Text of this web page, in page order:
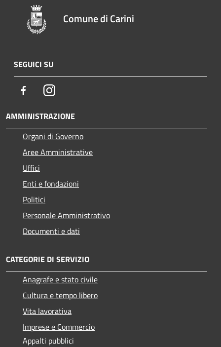
Comune di Carini
SEGUICI SU
FacebookInstagram
AMMINISTRAZIONE
Organi di Governo
Aree Amministrative
Uffici
Enti e fondazioni
Politici
Personale Amministrativo
Documenti e dati
CATEGORIE DI SERVIZIO
Anagrafe e stato civile
Cultura e tempo libero
Vita lavorativa
Imprese e Commercio
Appalti pubblici